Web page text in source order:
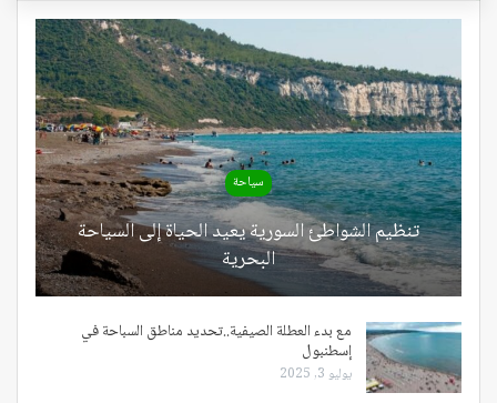
سياحة
تنظيم الشواطئ السورية يعيد الحياة إلى السياحة
البحرية
مع بدء العطلة الصيفية..تحديد مناطق السباحة في
إسطنبول
يوليو 3, 2025